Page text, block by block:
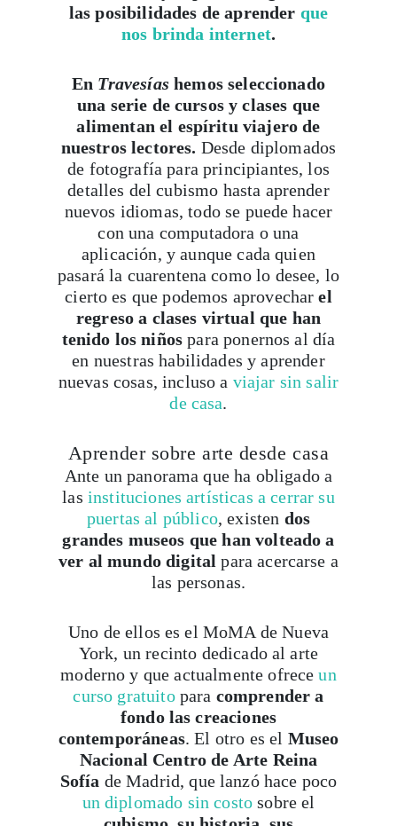
las posibilidades de aprender que
nos brinda internet.
En Travesías hemos seleccionado
una serie de cursos y clases que
alimentan el espíritu viajero de
nuestros lectores. Desde diplomados
de fotografía para principiantes, los
detalles del cubismo hasta aprender
nuevos idiomas, todo se puede hacer
con una computadora o una
aplicación, y aunque cada quien
pasará la cuarentena como lo desee, lo
cierto es que podemos aprovecharel
regreso a clases virtual que han
tenido los niños para ponernos al día
en nuestras habilidades y aprender
nuevas cosas, incluso a viajar sin salir
de casa.
Aprender sobre arte desde casa
Ante un panorama que ha obligado a
las instituciones artísticas a cerrar su
puertas al público, existen dos
grandes museos que han volteado a
ver al mundo digital para acercarse a
las personas.
Uno de ellos es el MoMA de Nueva
York, un recinto dedicado al arte
moderno y que actualmente ofreceun
curso gratuitopara comprender a
fondo las creaciones
contemporáneas. El otro es el Museo
Nacional Centro de Arte Reina
Sofía de Madrid, que lanzó hace poco
un diplomado sin costo sobre el